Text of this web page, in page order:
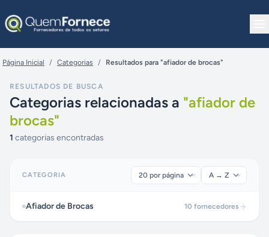
Página Inicial / Categorias / Resultados para "afiador de brocas"
RESULTADOS DE BUSCA
Categorias relacionadas a "afiador de
brocas"
1 categorias encontradas
CATEGORIA
Afiador de Brocas 10 fornecedores